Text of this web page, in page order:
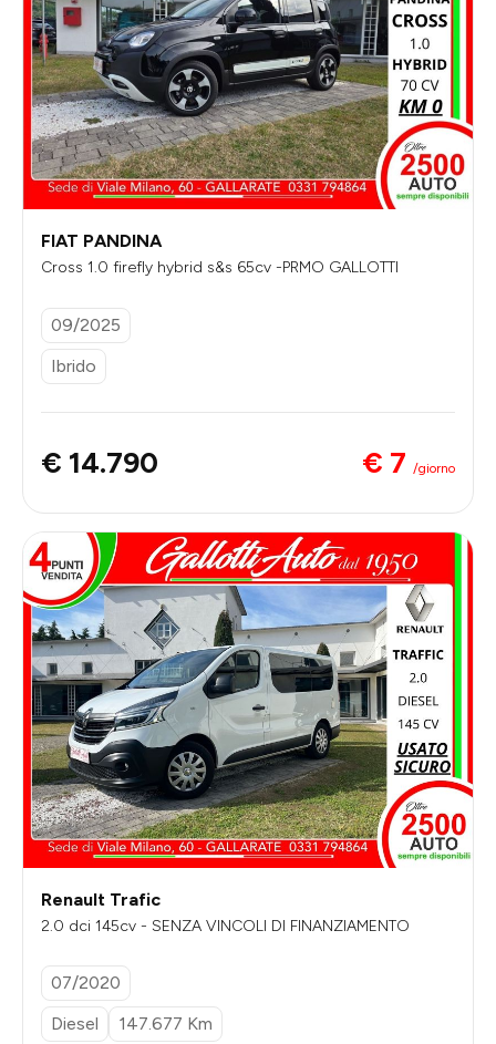
FIAT PANDINA
Cross 1.0 firefly hybrid s&s 65cv -PRMO GALLOTTI
09/2025
Ibrido
€ 14.790 € 7 /giorno
Renault Trafic
2.0 dci 145cv - SENZA VINCOLI DI FINANZIAMENTO
07/2020
Diesel
147.677 Km